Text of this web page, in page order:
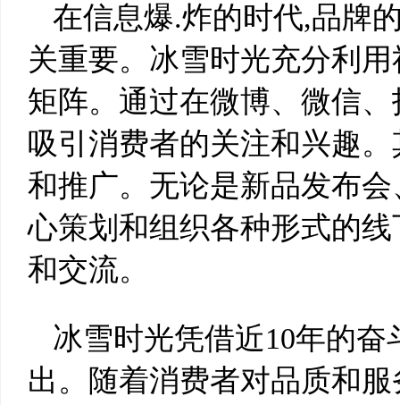
在信息爆.炸的时代,品牌
关重要。冰雪时光充分利
矩阵。通过在微博、微信
吸引消费者的关注和兴趣
和推广。无论是新品发布
心策划和组织各种形式的
和交流。
冰雪时光凭借近10年的
出。随着消费者对品质和